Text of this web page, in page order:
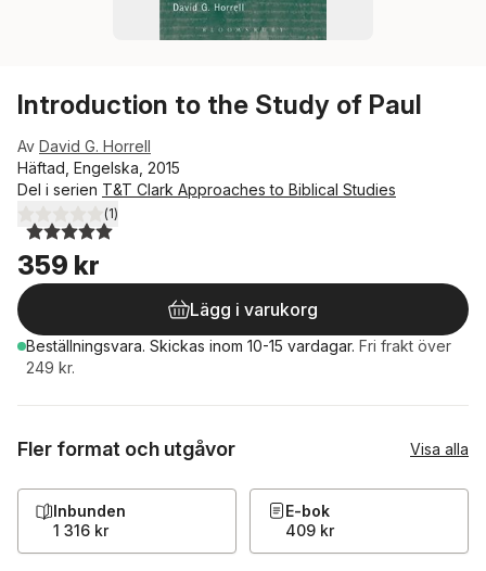
Introduction to the Study of Paul
Av David G. Horrell
Häftad, Engelska, 2015
Del i serien T&T Clark Approaches to Biblical Studies
5,0utav 5 stjärnor. Totalt antal röster:
(1)
359 kr
Lägg i varukorg
Beställningsvara. Skickas inom 10-15 vardagar. Fri frakt över
249 kr.
Fler format och utgåvor Visa alla
Inbunden
1 316 kr
E-bok
409 kr